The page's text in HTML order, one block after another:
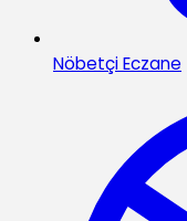
Nöbetçi Eczane